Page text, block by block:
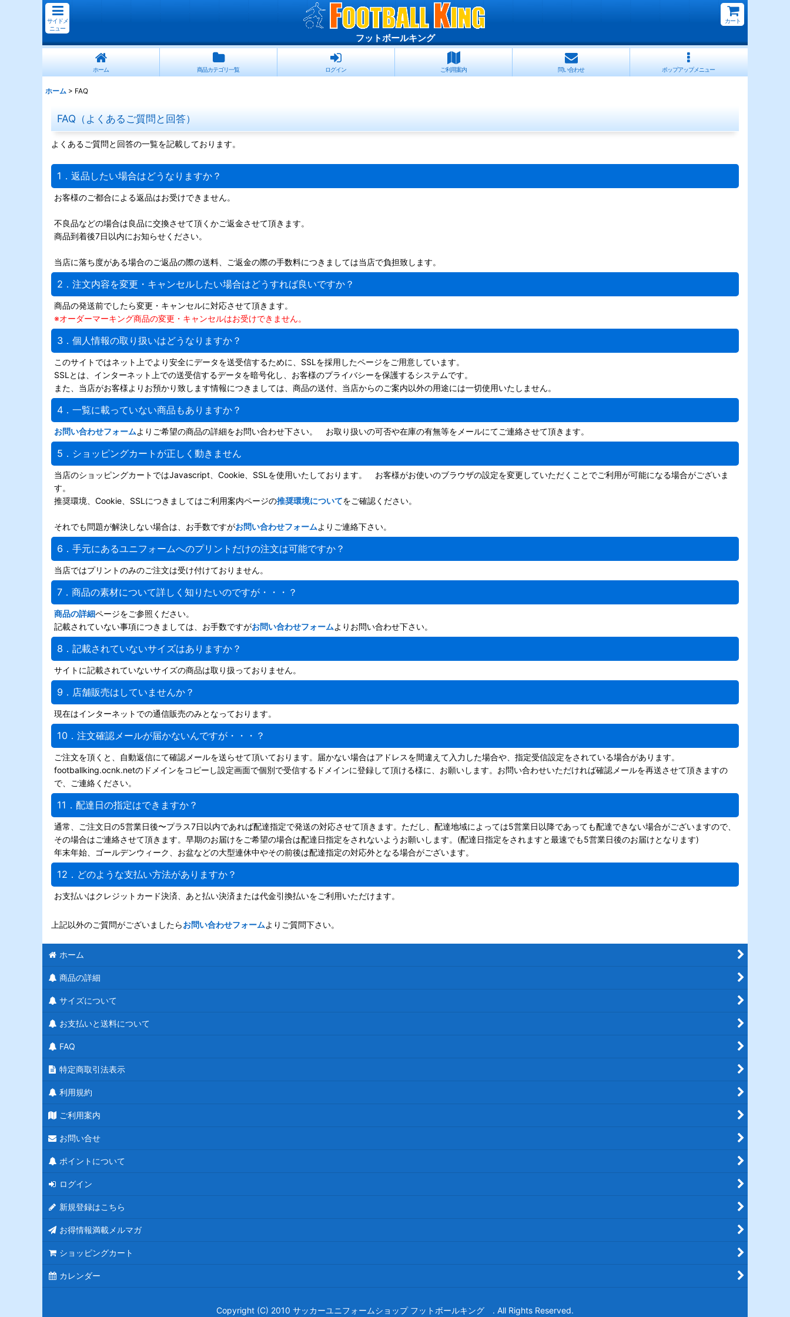
サイドメ
ニュー
フットボールキング
カート
ホーム 商品カテゴリ一覧 ログイン ご利用案内 問い合わせ ポップアップメニュー
ホーム > FAQ
FAQ（よくあるご質問と回答）
よくあるご質問と回答の一覧を記載しております。
1．返品したい場合はどうなりますか？
お客様のご都合による返品はお受けできません。
不良品などの場合は良品に交換させて頂くかご返金させて頂きます。
商品到着後7日以内にお知らせください。
当店に落ち度がある場合のご返品の際の送料、ご返金の際の手数料につきましては当店で負担致します。
2．注文内容を変更・キャンセルしたい場合はどうすれば良いですか？
商品の発送前でしたら変更・キャンセルに対応させて頂きます。
※オーダーマーキング商品の変更・キャンセルはお受けできません。
3．個人情報の取り扱いはどうなりますか？
このサイトではネット上でより安全にデータを送受信するために、SSLを採用したページをご用意しています。
SSLとは、インターネット上での送受信するデータを暗号化し、お客様のプライバシーを保護するシステムです。
また、当店がお客様よりお預かり致します情報につきましては、商品の送付、当店からのご案内以外の用途には一切使用いたしません。
4．一覧に載っていない商品もありますか？
お問い合わせフォームよりご希望の商品の詳細をお問い合わせ下さい。 お取り扱いの可否や在庫の有無等をメールにてご連絡させて頂きます。
5．ショッピングカートが正しく動きません
当店のショッピングカートではJavascript、Cookie、SSLを使用いたしております。 お客様がお使いのブラウザの設定を変更していただくことでご利用が可能になる場合がございま
す。
推奨環境、Cookie、SSLにつきましてはご利用案内ページの推奨環境についてをご確認ください。
それでも問題が解決しない場合は、お手数ですがお問い合わせフォームよりご連絡下さい。
6．手元にあるユニフォームへのプリントだけの注文は可能ですか？
当店ではプリントのみのご注文は受け付けておりません。
7．商品の素材について詳しく知りたいのですが・・・？
商品の詳細ページをご参照ください。
記載されていない事項につきましては、お手数ですがお問い合わせフォームよりお問い合わせ下さい。
8．記載されていないサイズはありますか？
サイトに記載されていないサイズの商品は取り扱っておりません。
9．店舗販売はしていませんか？
現在はインターネットでの通信販売のみとなっております。
10．注文確認メールが届かないんですが・・・？
ご注文を頂くと、自動返信にて確認メールを送らせて頂いております。届かない場合はアドレスを間違えて入力した場合や、指定受信設定をされている場合があります。
footballking.ocnk.netのドメインをコピーし設定画面で個別で受信するドメインに登録して頂ける様に、お願いします。お問い合わせいただければ確認メールを再送させて頂きますの
で、ご連絡ください。
11．配達日の指定はできますか？
通常、ご注文日の5営業日後〜プラス7日以内であれば配達指定で発送の対応させて頂きます。ただし、配達地域によっては5営業日以降であっても配達できない場合がございますので、
その場合はご連絡させて頂きます。早期のお届けをご希望の場合は配達日指定をされないようお願いします。(配達日指定をされますと最速でも5営業日後のお届けとなります)
年末年始、ゴールデンウィーク、お盆などの大型連休中やその前後は配達指定の対応外となる場合がございます。
12．どのような支払い方法がありますか？
お支払いはクレジットカード決済、あと払い決済または代金引換払いをご利用いただけます。
上記以外のご質問がございましたらお問い合わせフォームよりご質問下さい。
ホーム
商品の詳細
サイズについて
お支払いと送料について
FAQ
特定商取引法表示
利用規約
ご利用案内
お問い合せ
ポイントについて
ログイン
新規登録はこちら
お得情報満載メルマガ
ショッピングカート
カレンダー
Copyright (C) 2010 サッカーユニフォームショップ フットボールキング . All Rights Reserved.